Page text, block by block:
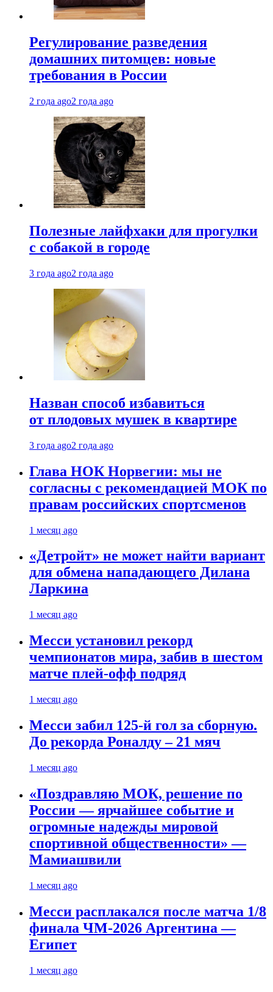
Регулирование разведения
домашних питомцев: новые
требования в России
2 года ago2 года ago
Полезные лайфхаки для прогулки
с собакой в городе
3 года ago2 года ago
Назван способ избавиться
от плодовых мушек в квартире
3 года ago2 года ago
Глава НОК Норвегии: мы не
согласны с рекомендацией МОК по
правам российских спортсменов
1 месяц ago
«Детройт» не может найти вариант
для обмена нападающего Дилана
Ларкина
1 месяц ago
Месси установил рекорд
чемпионатов мира, забив в шестом
матче плей‑офф подряд
1 месяц ago
Месси забил 125-й гол за сборную.
До рекорда Роналду – 21 мяч
1 месяц ago
«Поздравляю МОК, решение по
России — ярчайшее событие и
огромные надежды мировой
спортивной общественности» —
Мамиашвили
1 месяц ago
Месси расплакался после матча 1/8
финала ЧМ-2026 Аргентина —
Египет
1 месяц ago